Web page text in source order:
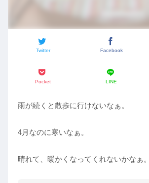
Twitter Facebook
Pocket LINE
雨が続くと散歩に行けないなぁ。
4月なのに寒いなぁ。
晴れて、暖かくなってくれないかなぁ。